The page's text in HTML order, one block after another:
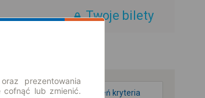
Twoje bilety
zmień kryteria
prezentowania
cofnąć lub zmienić.